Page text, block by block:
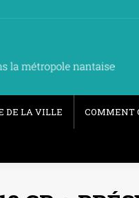
DE LA VILLE COMMENT